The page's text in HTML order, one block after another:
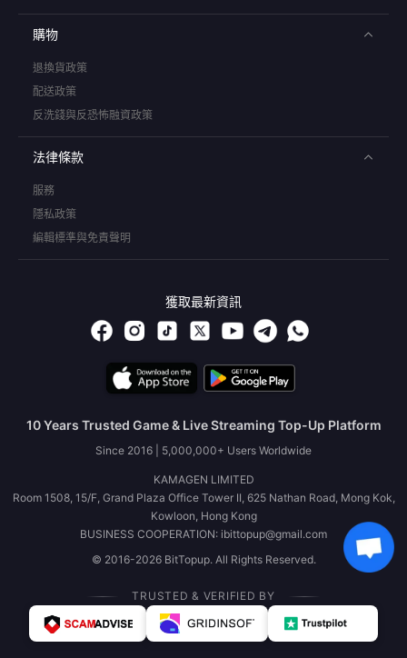
購物
退換貨政策
配送政策
反洗錢與反恐怖融資政策
法律條款
服務
隱私政策
編輯標準與免責聲明
獲取最新資訊
10 Years Trusted Game & Live Streaming Top-Up Platform
Since 2016 | 5,000,000+ Users Worldwide
KAMAGEN LIMITED
Room 1508, 15/F, Grand Plaza Office Tower II, 625 Nathan Road, Mong Kok,
Kowloon, Hong Kong
BUSINESS COOPERATION: ibittopup@gmail.com
© 2016-2026 BitTopup. All Rights Reserved.
TRUSTED & VERIFIED BY